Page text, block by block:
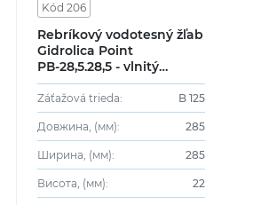
Kód 206
Rebríkový vodotesný žľab
Gidrolica Point
РВ-28,5.28,5 - vlnitý
oceľový pozinkovaný,
trieda В125
Záťažová trieda: B 125
Довжина, (мм): 285
Ширина, (мм): 285
Висота, (мм): 22